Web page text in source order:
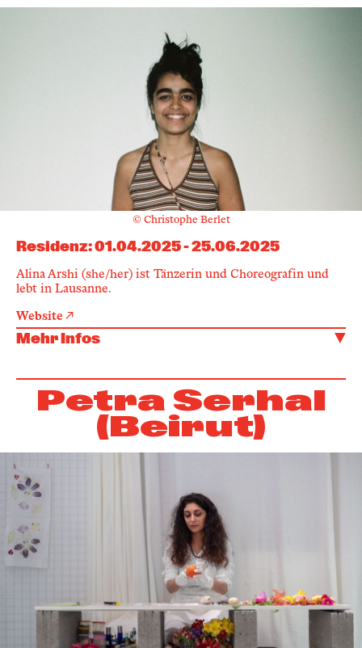
© Christophe Berlet
Residenz:01.04.2025-25.06.2025
Alina Arshi (she/her) ist Tänzerin und Choreografin und
lebt in Lausanne.
Website
Mehr Infos
Petra Serhal
(Beirut)